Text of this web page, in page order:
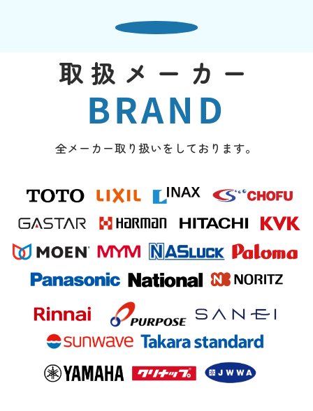
取扱メーカー
BRAND
全メーカー取り扱いをしております。